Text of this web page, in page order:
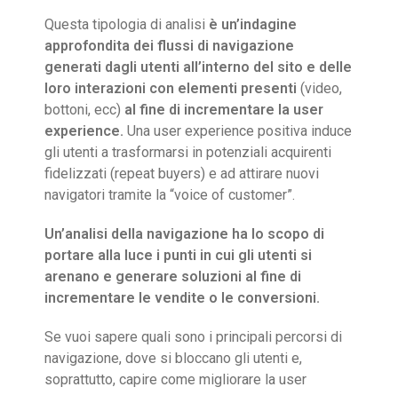
Questa tipologia di analisi è un’indagine
approfondita dei flussi di navigazione
generati dagli utenti all’interno del sito e delle
loro interazioni con elementi presenti (video,
bottoni, ecc) al fine di incrementare la user
experience. Una user experience positiva induce
gli utenti a trasformarsi in potenziali acquirenti
fidelizzati (repeat buyers) e ad attirare nuovi
navigatori tramite la “voice of customer”.
Un’analisi della navigazione ha lo scopo di
portare alla luce i punti in cui gli utenti si
arenano e generare soluzioni al fine di
incrementare le vendite o le conversioni.
Se vuoi sapere quali sono i principali percorsi di
navigazione, dove si bloccano gli utenti e,
soprattutto, capire come migliorare la user